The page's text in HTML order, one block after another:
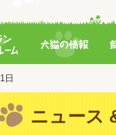
日
ニュース